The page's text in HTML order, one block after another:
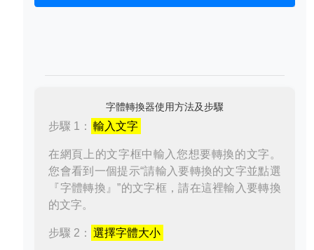
字體轉換器使用方法及步驟
步驟 1： 輸入文字
在網頁上的文字框中輸入您想要轉換的文字。
您會看到一個提示“請輸入要轉換的文字並點選
『字體轉換』”的文字框，請在這裡輸入要轉換
的文字。
步驟 2： 選擇字體大小